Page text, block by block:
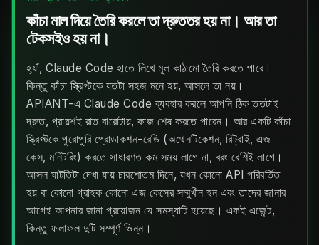
কাঁচা মাল দিয়ে তৈরি করলে তা দ্রুততর হয় না। আর তা
টেকসইও হয় না।
হ্যাঁ, Claude Code হাতে লিখে মূল কাঠামো তৈরি করতে পারে।
কিন্তু কাঁচা স্ক্রিপ্টকে যতটা সহজ মনে হয়, আসলে তা নয়।
APIANT-এ Claude Code ব্যবহার করলে আপনি ঠিক ততটাই
দ্রুত, প্রায়শই রাত বারোটায়, কাজ শেষ করতে পারেন। আর একটি কাঁচা
স্ক্রিপ্টকে পুরোপুরি প্রোডাকশন-রেডি (অথেনটিকেশন, রিট্রাই, এজ
কেস, মনিটরিং) করতে সাধারণত কম সময় লাগে না, বরং বেশিই লাগে।
আসল ঘাটতিটা দেখা যায় চারশোতম দিনে, যখন কোনো API পরিবর্তিত
হয় বা কোনো গ্রাহক কোনো এজ কেসের সম্মুখীন হন এবং তাদের জানার
আগেই আপনার জানা প্রয়োজন যে সমস্যাটি হয়েছে। একই এজেন্ট,
কিন্তু ফলাফল দুটি সম্পূর্ণ ভিন্ন।